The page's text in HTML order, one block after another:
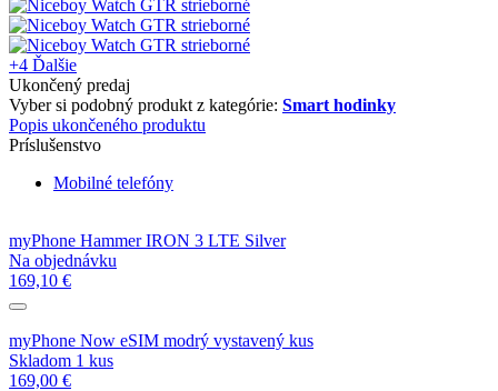
+4 Ďalšie
Ukončený predaj
Vyber si podobný produkt z kategórie: Smart hodinky
Popis ukončeného produktu
Príslušenstvo
Mobilné telefóny
myPhone Hammer IRON 3 LTE Silver
Na objednávku
169,10 €
myPhone Now eSIM modrý vystavený kus
Skladom 1 kus
169,00 €